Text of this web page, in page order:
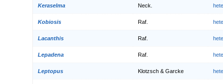
Keraselma Neck.
Kobiosis Raf.
Lacanthis Raf.
Lepadena Raf.
Leptopus Klotzsch & Garcke